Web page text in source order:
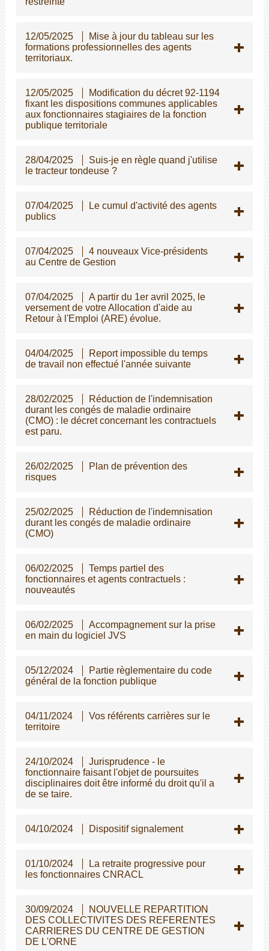
12/05/2025
Mise à jour du tableau sur les
formations professionnelles des agents
territoriaux.
12/05/2025
Modification du décret 92-1194
fixant les dispositions communes applicables
aux fonctionnaires stagiaires de la fonction
publique territoriale
28/04/2025
Suis-je en règle quand j'utilise
le tracteur tondeuse ?
07/04/2025
Le cumul d'activité des agents
publics
07/04/2025
4 nouveaux Vice-présidents
au Centre de Gestion
07/04/2025
A partir du 1er avril 2025, le
versement de votre Allocation d'aide au
Retour à l'Emploi (ARE) évolue.
04/04/2025
Report impossible du temps
de travail non effectué l'année suivante
28/02/2025
Réduction de l'indemnisation
durant les congés de maladie ordinaire
(CMO) : le décret concernant les contractuels
est paru.
26/02/2025
Plan de prévention des
risques
25/02/2025
Réduction de l'indemnisation
durant les congés de maladie ordinaire
(CMO)
06/02/2025
Temps partiel des
fonctionnaires et agents contractuels :
nouveautés
06/02/2025
Accompagnement sur la prise
en main du logiciel JVS
05/12/2024
Partie règlementaire du code
général de la fonction publique
04/11/2024
Vos référents carrières sur le
territoire
24/10/2024
Jurisprudence - le
fonctionnaire faisant l'objet de poursuites
disciplinaires doit être informé du droit qu'il a
de se taire.
04/10/2024 Dispositif signalement
01/10/2024
La retraite progressive pour
les fonctionnaires CNRACL
30/09/2024
NOUVELLE REPARTITION
DES COLLECTIVITES DES REFERENTES
CARRIERES DU CENTRE DE GESTION
DE L'ORNE